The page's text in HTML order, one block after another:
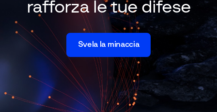
rafforza le tue difese
Svela la minaccia